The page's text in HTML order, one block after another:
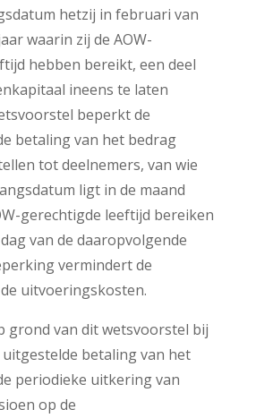
hetzij in februari van
waarin zij de AOW-
hebben bereikt, een deel
ineens te laten
beperkt de
betaling van het bedrag
tot deelnemers, van wie
ligt in de maand
gerechtigde leeftijd bereiken
van de daaropvolgende
vermindert de
uitvoeringskosten.
grond van dit wetsvoorstel bij
betaling van het
periodieke uitkering van
op de